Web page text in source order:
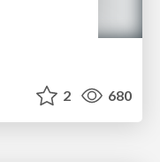
2 680